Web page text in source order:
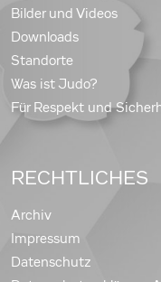
Bilder und Videos
Downloads
Standorte
Was ist Judo?
Für Respekt und
RECHTLICHES
Archiv
Impressum
Datenschutz